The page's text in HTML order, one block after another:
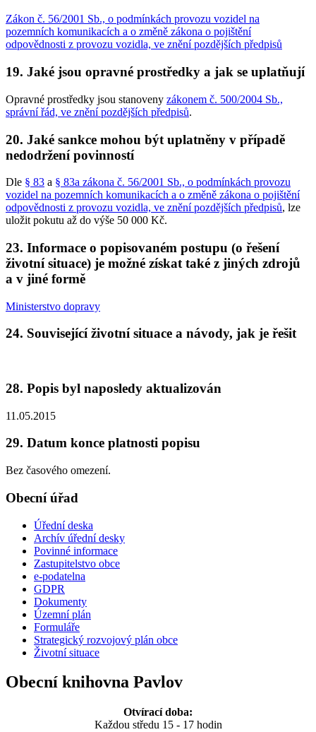
Zákon č. 56/2001 Sb., o podmínkách provozu vozidel na
pozemních komunikacích a o změně zákona o pojištění
odpovědnosti z provozu vozidla, ve znění pozdějších předpisů
19. Jaké jsou opravné prostředky a jak se uplatňují
Opravné prostředky jsou stanoveny zákonem č. 500/2004 Sb.,
správní řád, ve znění pozdějších předpisů.
20. Jaké sankce mohou být uplatněny v případě
nedodržení povinností
Dle § 83 a § 83a zákona č. 56/2001 Sb., o podmínkách provozu
vozidel na pozemních komunikacích a o změně zákona o pojištění
odpovědnosti z provozu vozidla, ve znění pozdějších předpisů, lze
uložit pokutu až do výše 50 000 Kč.
23. Informace o popisovaném postupu (o řešení
životní situace) je možné získat také z jiných zdrojů
a v jiné formě
Ministerstvo dopravy
24. Související životní situace a návody, jak je řešit
28. Popis byl naposledy aktualizován
11.05.2015
29. Datum konce platnosti popisu
Bez časového omezení.
Obecní úřad
Úřední deska
Archív úřední desky
Povinné informace
Zastupitelstvo obce
e-podatelna
GDPR
Dokumenty
Územní plán
Formuláře
Strategický rozvojový plán obce
Životní situace
Obecní knihovna Pavlov
Otvírací doba:
Každou středu 15 - 17 hodin